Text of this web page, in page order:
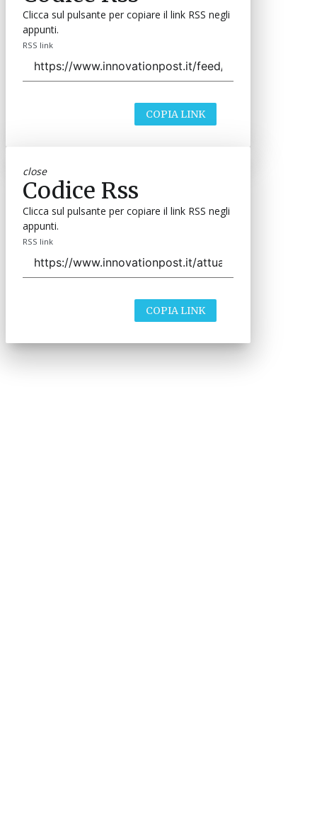
Clicca sul pulsante per copiare il link RSS negli
appunti.
RSS link
COPIA LINK
close
Codice Rss
Clicca sul pulsante per copiare il link RSS negli
appunti.
RSS link
COPIA LINK